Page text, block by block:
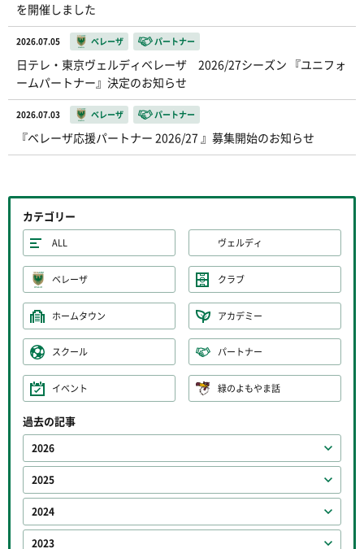
を開催しました
2026.07.05 ベレーザ パートナー
日テレ・東京ヴェルディベレーザ 2026/27シーズン 『ユニフォ
ームパートナー』決定のお知らせ
2026.07.03 ベレーザ パートナー
『ベレーザ応援パートナー 2026/27 』募集開始のお知らせ
カテゴリー
ALL ヴェルディ
ベレーザ クラブ
ホームタウン アカデミー
スクール パートナー
イベント 緑のよもやま話
過去の記事
2026
2025
2024
2023